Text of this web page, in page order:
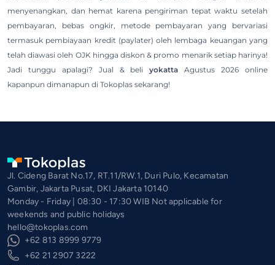
menyenangkan, dan hemat karena pengiriman tepat waktu setelah
pembayaran, bebas ongkir, metode pembayaran yang bervariasi
termasuk pembiayaan kredit (paylater) oleh lembaga keuangan yang
telah diawasi oleh OJK hingga diskon & promo menarik setiap harinya!
Jadi tunggu apalagi? Jual & beliyokatta Agustus 2026 online
kapanpun dimanapun di Tokoplas sekarang!
Jl. Cideng Barat No.17, RT.11/RW.1, Duri Pulo, Kecamatan
Gambir, Jakarta Pusat, DKI Jakarta 10140
Monday - Friday | 08:30 - 17:30 WIB Not applicable for
weekends and public holidays
hello@tokoplas.com
+62 813 8999 9779
+62 21 2907 3222